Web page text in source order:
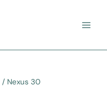
/ Nexus 30